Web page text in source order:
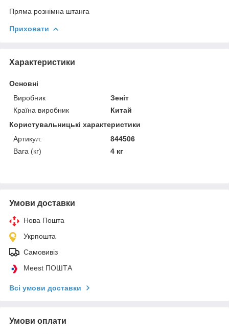
Пряма рознімна штанга
Приховати
Характеристики
Основні
Виробник
Зеніт
Країна виробник
Китай
Користувальницькі характеристики
Артикул:
844506
Вага (кг)
4 кг
Умови доставки
Нова Пошта
Укрпошта
Самовивіз
Meest ПОШТА
Всі умови доставки
Умови оплати